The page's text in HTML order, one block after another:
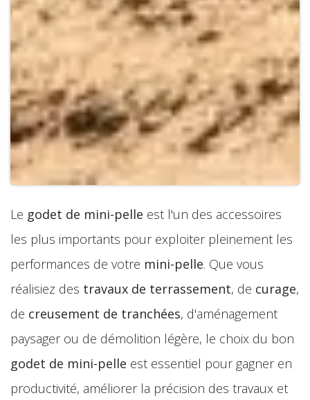
Le godet de mini-pelle est l'un des accessoires
les plus importants pour exploiter pleinement les
performances de votre mini-pelle. Que vous
réalisiez des travaux de terrassement, de curage,
de creusement de tranchées, d'aménagement
paysager ou de démolition légère, le choix du bon
godet de mini-pelle est essentiel pour gagner en
productivité, améliorer la précision des travaux et